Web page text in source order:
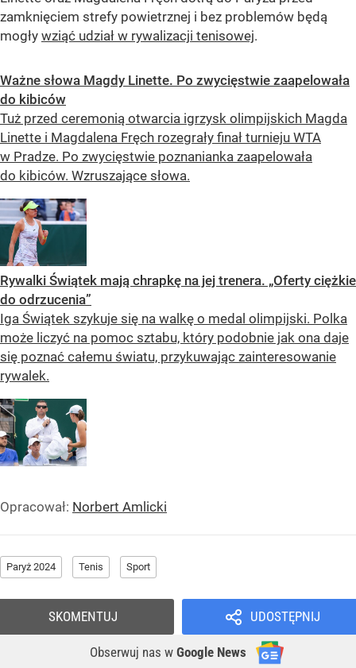
zamknięciem strefy powietrznej i bez problemów będą
mogły wziąć udział w rywalizacji tenisowej.
Ważne słowa Magdy Linette. Po zwycięstwie zaapelowała
do kibiców
Tuż przed ceremonią otwarcia igrzysk olimpijskich Magda
Linette i Magdalena Fręch rozegrały finał turnieju WTA
w Pradze. Po zwycięstwie poznanianka zaapelowała
do kibiców. Wzruszające słowa.
Rywalki Świątek mają chrapkę na jej trenera. „Oferty ciężkie
do odrzucenia”
Iga Świątek szykuje się na walkę o medal olimpijski. Polka
może liczyć na pomoc sztabu, który podobnie jak ona daje
się poznać całemu światu, przykuwając zainteresowanie
rywalek.
Opracował: Norbert Amlicki
Paryż 2024 Tenis Sport
UDOSTĘPNIJ
Obserwuj nas w Google News
SKOMENTUJ